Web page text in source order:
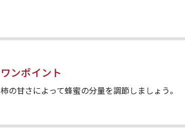
ワンポイント
柿の甘さによって蜂蜜の分量を調節しましょう。